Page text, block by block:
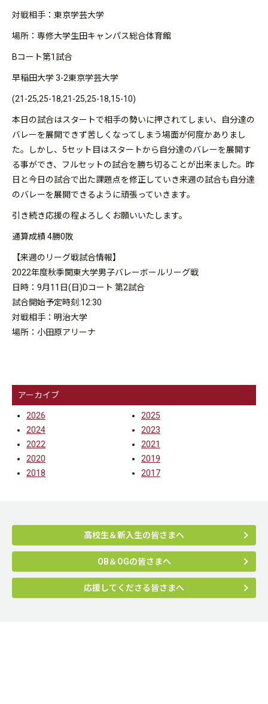
対戦相手：東京学芸大学
場所：専修大学生田キャンパス総合体育館
Bコート第1試合
早稲田大学 3-2東京学芸大学
(21-25,25-18,21-25,25-18,15-10)
本日の試合はスタートで相手の勢いに押されてしまい、自分達の
バレーを展開できず苦しくなってしまう場面が何度かありまし
た。しかし、5セット目はスタートから自分達のバレーを展開す
る事ができ、フルセットの試合を勝ち切ることが出来ました。昨
日と今日の試合で出た課題点を修正していき来週の試合も自分達
のバレーを展開できるように頑張っていきます。
引き続き応援の程よろしくお願いいたします。
通算成績 4勝0敗
【来週のリーグ戦試合情報】
2022年度秋季関東大学男子バレーボールリーグ戦
日時：9月11日(日)Dコート 第2試合
試合開始予定時刻:12:30
対戦相手：明治大学
場所：小田原アリーナ
アーカイブ
2026
2025
2024
2023
2022
2021
2020
2019
2018
2017
高校生＆新入生の皆さまへ
OB＆OGの皆さまへ
応援してくださる皆さまへ